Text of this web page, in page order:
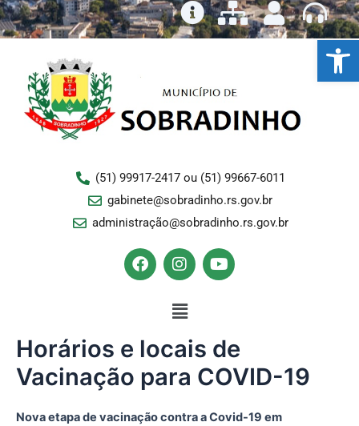
Ir
para
conteúdo
(51) 99917-2417 ou (51) 99667-6011
gabinete@sobradinho.rs.gov.br
administração@sobradinho.rs.gov.br
F
a
o
o
k
I
n
t
a
r
a
m
Y
o
b
e
Menu
Horários e locais de
Vacinação para COVID-19
Nova etapa de vacinação contra a Covid-19 em